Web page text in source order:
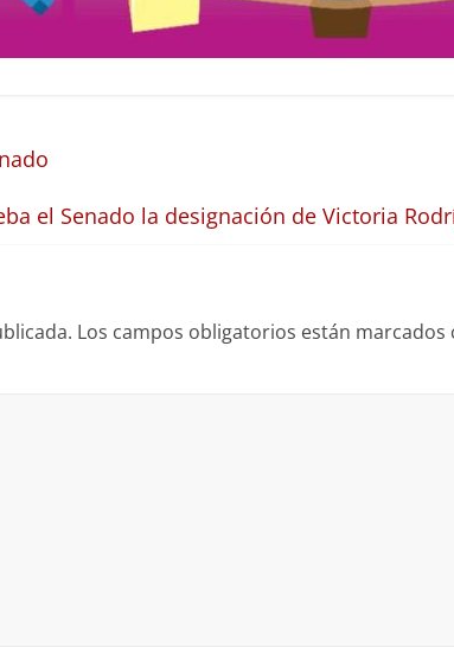
el Senado la designación de Victoria
Los campos obligatorios están marcados